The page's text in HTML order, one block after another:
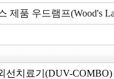
제품 우드램프(Wood's
선치료기(DUV-COMBO)